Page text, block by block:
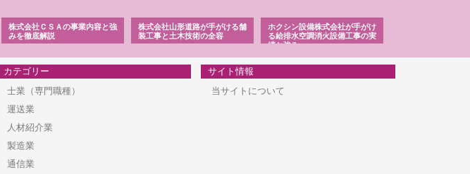
株式会社ＣＳＡの事業内容と強
みを徹底解説
株式会社山形道路が手がける舗
装工事と土木技術の全容
ホクシン設備株式会社が手がけ
る給排水空調消火設備工事の実
績と強み
カテゴリー
士業（専門職種）
運送業
人材紹介業
製造業
通信業
サイト情報
当サイトについて